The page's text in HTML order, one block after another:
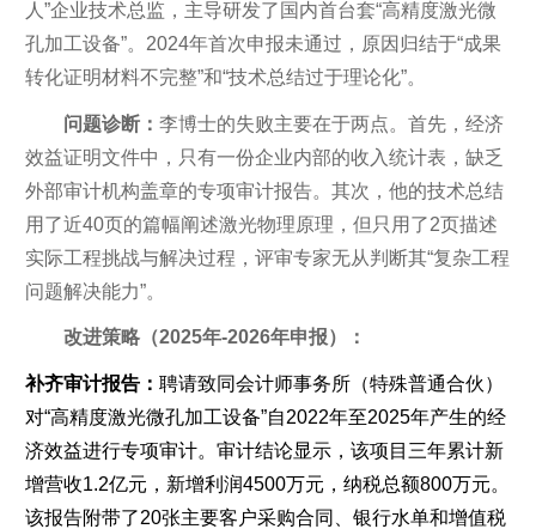
人”企业技术总监，主导研发了国内首台套“高精度激光微
孔加工设备”。2024年首次申报未通过，原因归结于“成果
转化证明材料不完整”和“技术总结过于理论化”。
问题诊断： 李博士的失败主要在于两点。首先，经济
效益证明文件中，只有一份企业内部的收入统计表，缺乏
外部审计机构盖章的专项审计报告。其次，他的技术总结
用了近40页的篇幅阐述激光物理原理，但只用了2页描述
实际工程挑战与解决过程，评审专家无从判断其“复杂工程
问题解决能力”。
改进策略（2025年-2026年申报）：
补齐审计报告： 聘请致同会计师事务所（特殊普通合伙）
对“高精度激光微孔加工设备”自2022年至2025年产生的经
济效益进行专项审计。审计结论显示，该项目三年累计新
增营收1.2亿元，新增利润4500万元，纳税总额800万元。
该报告附带了20张主要客户采购合同、银行水单和增值税